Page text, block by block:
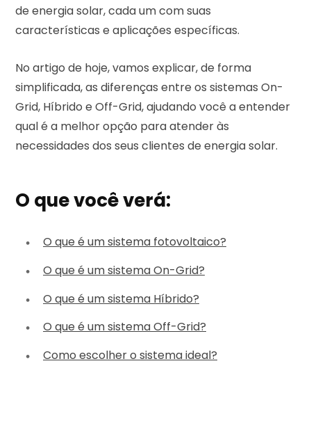
de energia solar, cada um com suas
características e aplicações específicas.
No artigo de hoje, vamos explicar, de forma
simplificada, as diferenças entre os sistemas On-
Grid, Híbrido e Off-Grid, ajudando você a entender
qual é a melhor opção para atender às
necessidades dos seus clientes de energia solar.
O que você verá:
O que é um sistema fotovoltaico?
O que é um sistema On-Grid?
O que é um sistema Híbrido?
O que é um sistema Off-Grid?
Como escolher o sistema ideal?